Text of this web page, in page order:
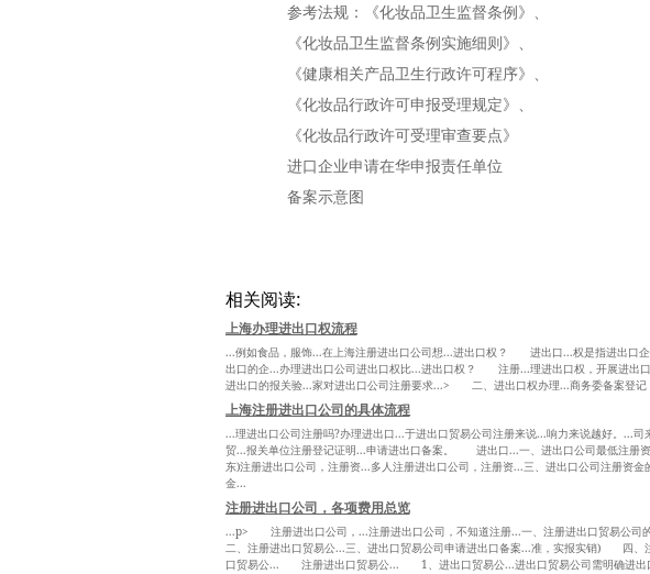
参考法规：《化妆品卫生监督条例》、
《化妆品卫生监督条例实施细则》、
《健康相关产品卫生行政许可程序》、
《化妆品行政许可申报受理规定》、
《化妆品行政许可受理审查要点》
进口企业申请在华申报责任单位
备案示意图
相关阅读:
上海办理进出口权流程
...例如食品，服饰...在上海注册进出口公司想...进出口权？ 进出口...权是指进出口
出口的企...办理进出口公司进出口权比...进出口权？ 注册...理进出口权，开展进
进出口的报关验...家对进出口公司注册要求...> 二、进出口权办理...商务委备案登记
上海注册进出口公司的具体流程
...理进出口公司注册吗?办理进出口...于进出口贸易公司注册来说...响力来说越好。...
贸...报关单位注册登记证明...申请进出口备案。 进出口...一、进出口公司最低注册
东)注册进出口公司，注册资...多人注册进出口公司，注册资...三、进出口公司注册资
金...
注册进出口公司，各项费用总览
...p> 注册进出口公司，...注册进出口公司，不知道注册...一、注册进出口贸易公
二、注册进出口贸易公...三、进出口贸易公司申请进出口备案...准，实报实销)
口贸易公... 注册进出口贸易公... 1、进出口贸易公...进出口贸易公司需明确进出